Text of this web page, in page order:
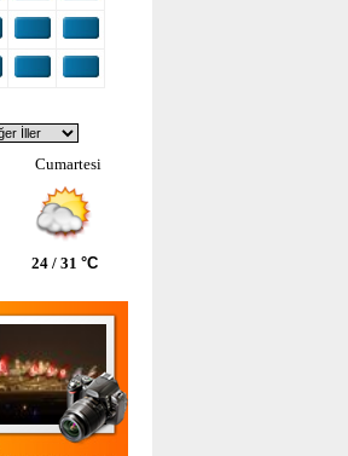
Cumartesi
24 / 31 °C